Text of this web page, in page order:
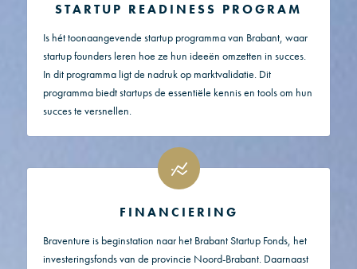
STARTUP READINESS PROGRAM
Is hét toonaangevende startup programma van Brabant, waar
startup founders leren hoe ze hun ideeën omzetten in succes.
In dit programma ligt de nadruk op marktvalidatie. Dit
programma biedt startups de essentiële kennis en tools om hun
succes te versnellen.
FINANCIERING
Braventure is beginstation naar het Brabant Startup Fonds, het
investeringsfonds van de provincie Noord-Brabant. Daarnaast